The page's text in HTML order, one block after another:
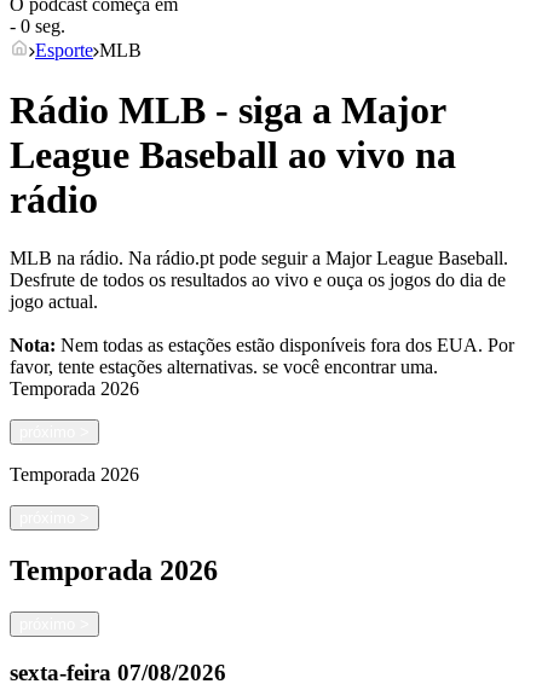
O podcast começa em
- 0 seg.
Esporte MLB
Rádio MLB - siga a Major
League Baseball ao vivo na
rádio
MLB na rádio. Na rádio.pt pode seguir a Major League Baseball.
Desfrute de todos os resultados ao vivo e ouça os jogos do dia de
jogo actual.
Nota: Nem todas as estações estão disponíveis fora dos EUA. Por
favor, tente estações alternativas. se você encontrar uma.
Temporada 2026
Temporada 2026
Temporada 2026
sexta-feira 07/08/2026